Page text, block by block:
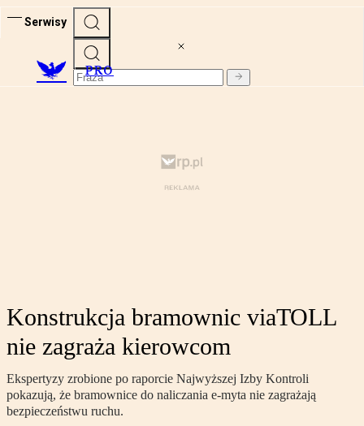
Serwisy
PRO
Konstrukcja bramownic viaTOLL
nie zagraża kierowcom
Ekspertyzy zrobione po raporcie Najwyższej Izby Kontroli
pokazują, że bramownice do naliczania e-myta nie zagrażają
bezpieczeństwu ruchu.